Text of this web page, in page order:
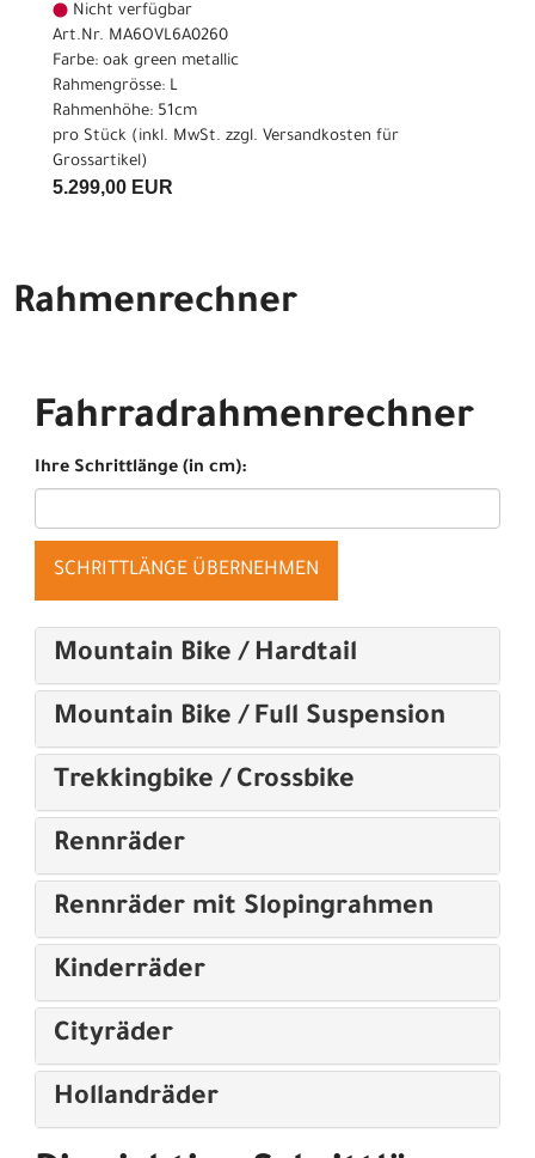
Nicht verfügbar
Art.Nr. MA6OVL6A0260
Farbe: oak green metallic
Rahmengrösse: L
Rahmenhöhe: 51cm
pro Stück (inkl. MwSt. zzgl. Versandkosten für
Grossartikel)
5.299,00 EUR
Rahmenrechner
Fahrradrahmenrechner
Ihre Schrittlänge (in cm):
SCHRITTLÄNGE ÜBERNEHMEN
Mountain Bike / Hardtail
Mountain Bike / Full Suspension
Trekkingbike / Crossbike
Rennräder
Rennräder mit Slopingrahmen
Kinderräder
Cityräder
Hollandräder